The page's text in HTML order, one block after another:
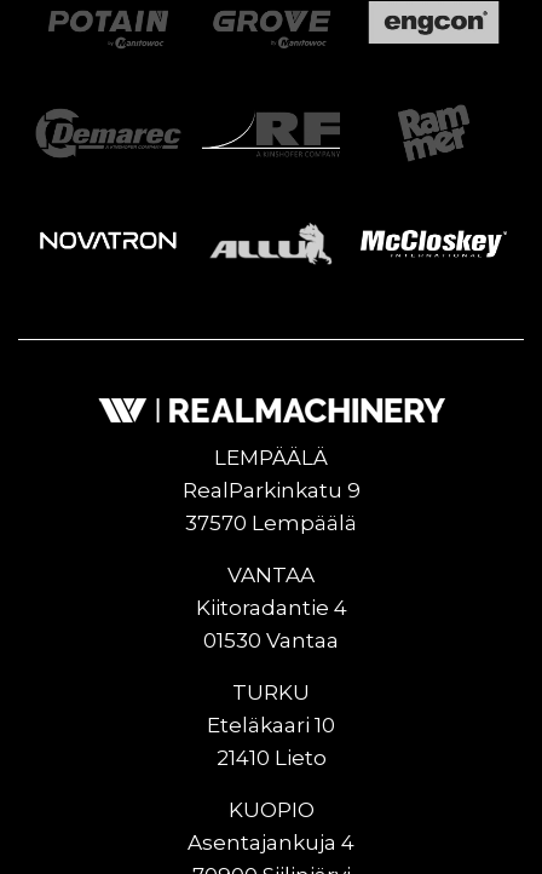
LEMPÄÄLÄ
RealParkinkatu 9
37570 Lempäälä
VANTAA
Kiitoradantie 4
01530 Vantaa
TURKU
Eteläkaari 10
21410 Lieto
KUOPIO
Asentajankuja 4